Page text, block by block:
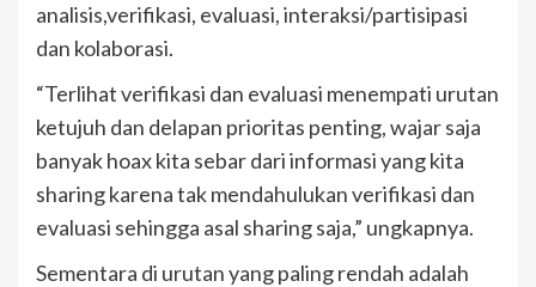
analisis,verifikasi, evaluasi, interaksi/partisipasi
dan kolaborasi.
“Terlihat verifikasi dan evaluasi menempati urutan
ketujuh dan delapan prioritas penting, wajar saja
banyak hoax kita sebar dari informasi yang kita
sharing karena tak mendahulukan verifikasi dan
evaluasi sehingga asal sharing saja,” ungkapnya.
Sementara di urutan yang paling rendah adalah